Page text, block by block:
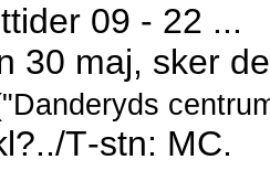
09 - 22 ...
30 maj, sker
T-stn: MC.